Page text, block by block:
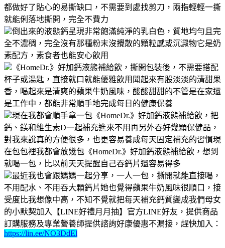
都做好了貼心的易撕缺口，不需要到處找剪刀，兩指輕輕一撕
就能俐落地撕開，完全不費力
倒出來的液態鈣呈現非常飽滿純淨的乳白色，質地均勻且完
全不濃稠，完全沒有那種粉末沒攪散的顆粒感或沉澱物它是奶
素配方，素食者也能安心飲用
《HomeDr.》好加鈣液態補給飲，撕開包裝後，不需要搭配
杯子或湯匙，直接就口就能優雅飲用聞起來有股淡淡的清甜果
香，喝起來是清爽的蘋果牛奶風味，酸酸甜甜的不管是在家還
是工作中，都能非常順手地完成每日的健康保養
現在我都會順手拿一包《HomeDr.》好加鈣液態補給飲，把
鈣、鎂和維生素D一起補充進來不用再另外吞好幾顆保健品，
對我來說真的方便很多，也更容易養成每天固定補充的習慣現
在包包裡我都會放幾包《HomeDr.》好加鈣液態補給飲，想到
就喝一包，比以前天天提醒自己吞鈣片還容易得多
最近我也會跟媽媽一起分享，一人一包，撕開就能直接喝，
不用配水、不用吞大顆鈣片她也覺得蘋果牛奶風味很順口，接
受度比我想像中高，不知不覺就把每天補充鈣質變成我們母女
的小默契加入【LINE好禮月月抽】官方LINE好友，提供商品
訂購服務及專業營養師提供諮詢好康優惠不漏接，趕快加入：
https://lin.ee/NO3DdEl